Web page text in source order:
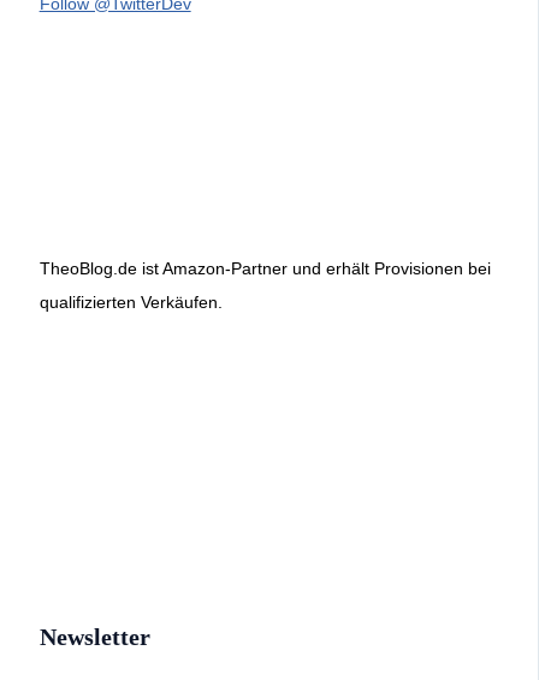
TheoBlog.de ist Amazon-Partner und erhält Provisionen bei
qualifizierten Verkäufen.
Newsletter